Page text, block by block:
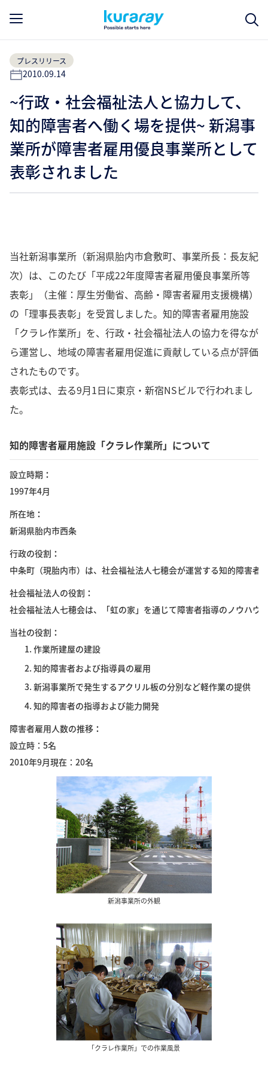
プレスリリース
2010.09.14
~行政・社会福祉法人と協力して、
知的障害者へ働く場を提供~ 新潟事
業所が障害者雇用優良事業所として
表彰されました
当社新潟事業所（新潟県胎内市倉敷町、事業所長：長友紀
次）は、このたび「平成22年度障害者雇用優良事業所等
表彰」（主催：厚生労働省、高齢・障害者雇用支援機構）
の「理事長表彰」を受賞しました。知的障害者雇用施設
「クラレ作業所」を、行政・社会福祉法人の協力を得なが
ら運営し、地域の障害者雇用促進に貢献している点が評価
されたものです。
表彰式は、去る9月1日に東京・新宿NSビルで行われまし
た。
知的障害者雇用施設「クラレ作業所」について
設立時期
1997年4月
所在地
新潟県胎内市西条
行政の役割
中条町（現胎内市）は、社会福祉法人七穂会が運営する知的障害
社会福祉法人の役割
社会福祉法人七穂会は、「虹の家」を通じて障害者指導のノウハウ
当社の役割
作業所建屋の建設
知的障害者および指導員の雇用
新潟事業所で発生するアクリル板の分別など軽作業の提供
知的障害者の指導および能力開発
障害者雇用人数の推移
設立時：5名
2010年9月現在：20名
新潟事業所の外観
「クラレ作業所」での作業風景